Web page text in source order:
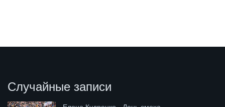
Случайные записи